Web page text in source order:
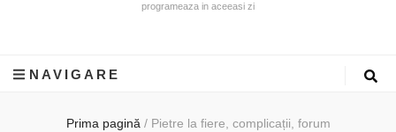
programeaza in aceeasi zi
NAVIGARE
Prima pagină / Pietre la fiere, complicații, forum